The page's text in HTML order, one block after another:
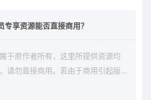
享资源能否直接商用？
于原作者所有，这里所提供资源均
请勿直接商用。若由于商用引起版